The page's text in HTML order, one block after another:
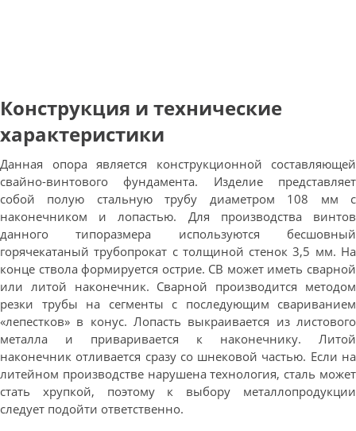
Конструкция и технические
характеристики
Данная опора является конструкционной составляющей
свайно-винтового фундамента. Изделие представляет
собой полую стальную трубу диаметром 108 мм с
наконечником и лопастью. Для производства винтов
данного типоразмера используются бесшовный
горячекатаный трубопрокат с толщиной стенок 3,5 мм. На
конце ствола формируется острие. СВ может иметь сварной
или литой наконечник. Сварной производится методом
резки трубы на сегменты с последующим свариванием
«лепестков» в конус. Лопасть выкраивается из листового
металла и приваривается к наконечнику. Литой
наконечник отливается сразу со шнековой частью. Если на
литейном производстве нарушена технология, сталь может
стать хрупкой, поэтому к выбору металлопродукции
следует подойти ответственно.